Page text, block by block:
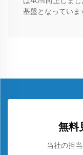
基盤となっていま
無料
当社の担